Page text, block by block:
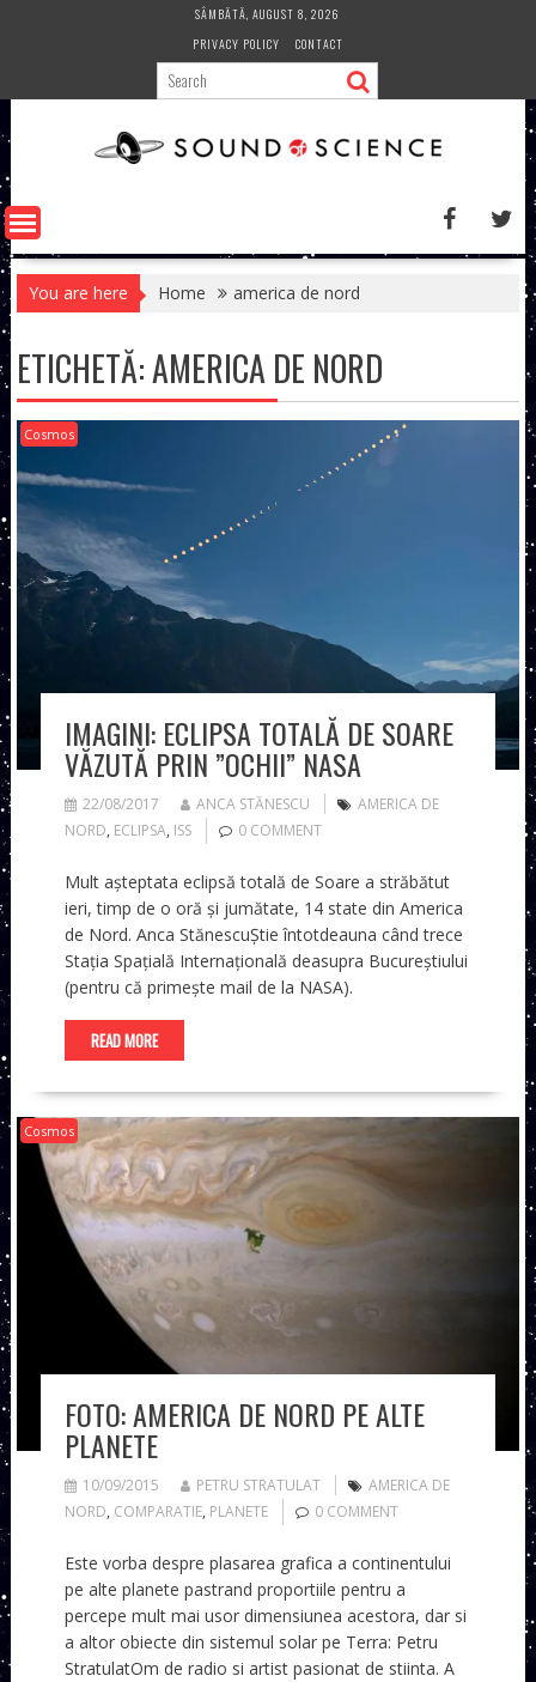
SÂMBĂTĂ, AUGUST 8, 2026
PRIVACY POLICY
CONTACT
You are here Home america de nord
ETICHETĂ:AMERICA DE NORD
Cosmos
IMAGINI: ECLIPSA TOTALĂ DE SOARE
VĂZUTĂ PRIN ”OCHII” NASA
22/08/2017 ANCA STĂNESCU
AMERICA DE
NORD, ECLIPSA, ISS 0 COMMENT
Mult așteptata eclipsă totală de Soare a străbătut
ieri, timp de o oră și jumătate, 14 state din America
de Nord. Anca StănescuȘtie întotdeauna când trece
Stația Spațială Internațională deasupra Bucureștiului
(pentru că primește mail de la NASA).
READ MORE
Cosmos
FOTO: AMERICA DE NORD PE ALTE
PLANETE
10/09/2015 PETRU STRATULAT
AMERICA DE
NORD, COMPARATIE, PLANETE 0 COMMENT
Este vorba despre plasarea grafica a continentului
pe alte planete pastrand proportiile pentru a
percepe mult mai usor dimensiunea acestora, dar si
a altor obiecte din sistemul solar pe Terra: Petru
StratulatOm de radio si artist pasionat de stiinta. A